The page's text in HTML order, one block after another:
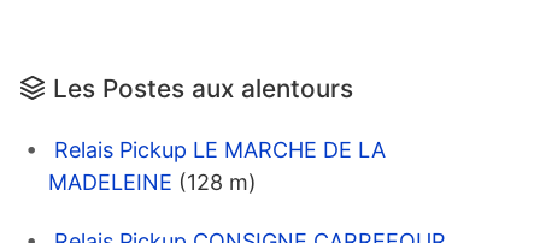
Les Postes aux alentours
Relais Pickup LE MARCHE DE LA
MADELEINE (128 m)